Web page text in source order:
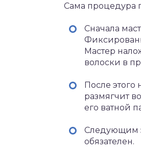
Сама процедура
Сначала
Мастер
волоски в
После этого
размягчит
его ватной
Следующим
обязателен.